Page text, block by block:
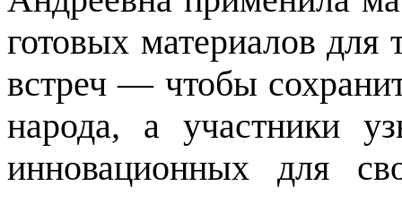
готовых материалов для
встреч — чтобы
народа, а участники
инновационных для